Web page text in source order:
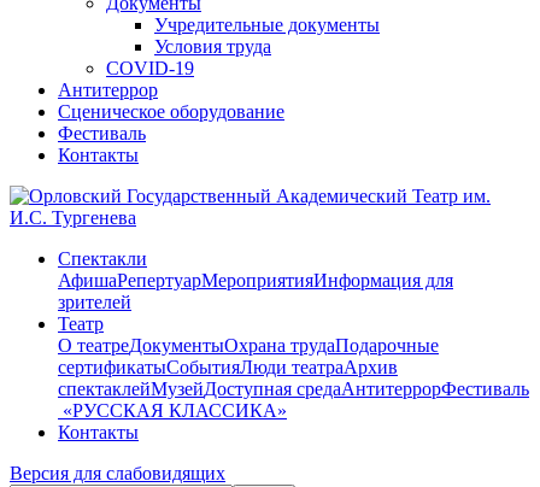
Учредительные документы
Условия труда
COVID-19
Антитеррор
Сценическое оборудование
Фестиваль
Контакты
Спектакли
АфишаРепертуарМероприятияИнформация для
зрителей
Театр
О театреДокументыОхрана трудаПодарочные
сертификатыСобытияЛюди театраАрхив
спектаклейМузейДоступная средаАнтитеррорФестиваль
​ «РУССКАЯ КЛАССИКА»
Контакты
Версия для слабовидящих